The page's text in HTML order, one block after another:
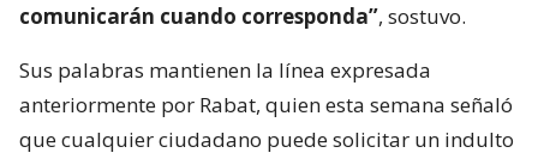
comunicarán cuando corresponda”, sostuvo.
Sus palabras mantienen la línea expresada
anteriormente por Rabat, quien esta semana señaló
que cualquier ciudadano puede solicitar un indulto